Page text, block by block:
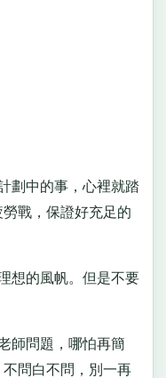
中的事，心裡就踏
戰，保證好充足的
的風帆。但是不要
問題，哪怕再簡
問白不問，別一再